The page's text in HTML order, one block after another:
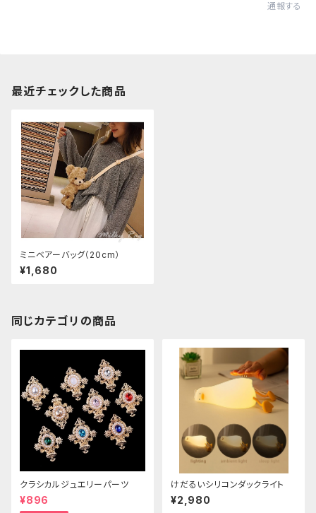
通報する
最近チェックした商品
ミニベアーバッグ（20cm）
¥1,680
同じカテゴリの商品
クラシカルジュエリーパーツ
¥896
けだるいシリコンダックライト
¥2,980